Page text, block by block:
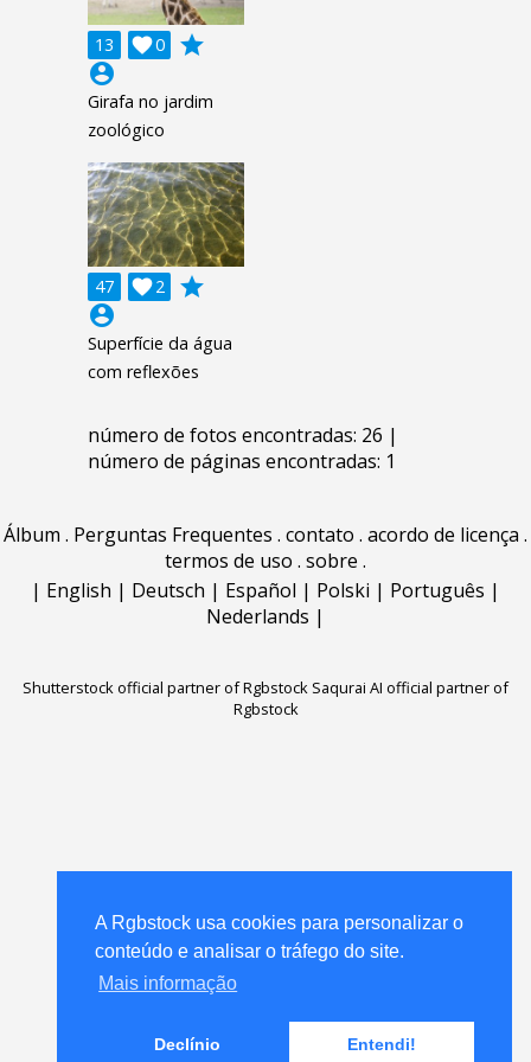
A Rgbstock usa cookies para personalizar o
conteúdo e analisar o tráfego do site.
Mais informação
Declínio Entendi!
13 0

grade
account_circle
Girafa no jardim
zoológico
47 2

grade
account_circle
Superfície da água
com reflexões
número de fotos encontradas: 26 |
número de páginas encontradas: 1
Álbum . Perguntas Frequentes . contato . acordo de licença .
termos de uso . sobre .
| English | Deutsch | Español | Polski | Português |
Nederlands |
Shutterstock official partner of Rgbstock Saqurai AI official partner of
Rgbstock